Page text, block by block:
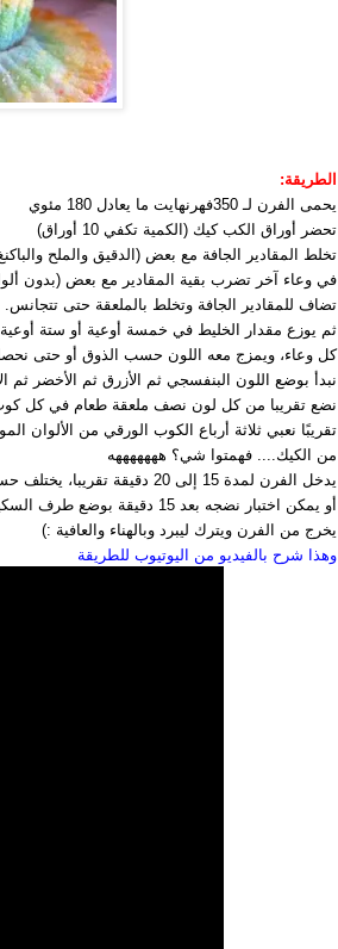
الطريقة:
يحمى الفرن لـ 350فهرنهايت ما يعادل 180 مئوي
تحضر أوراق الكب كيك (الكمية تكفي 10 أوراق)
تخلط المقادير الجافة مع بعض (الدقيق والملح
في وعاء آخر تضرب بقية المقادير مع بعض (بدون ألوان الطعام
تضاف للمقادير الجافة وتخلط بالملعقة حتى تتجانس.
كل وعاء، ويمزج معه اللون حسب الذوق أو حتى
نبدأ بوضع اللون البنفسجي ثم الأزرق ثم الأخضر ثم
نضع تقريبا من كل لون نصف ملعقة طعام في كل كوب
من الكيك.... فهمتوا شي؟ هههههههه
يدخل الفرن لمدة 15 إلى 20 دقيقة تقريبا، يختلف حسب الفرن وتوزيع درجة الحرارة فيه.
أو يمكن اختبار نضجه بعد 15 دقيقة بوضع طرف السكين أو عود أسناان وسط الكيك وإذا خرج نضيف هذا يعني أنه جاهز.
يخرج من الفرن ويترك ليبرد وبالهناء والعافية :)
وهذا شرح بالفيديو من اليوتيوب للطريقة